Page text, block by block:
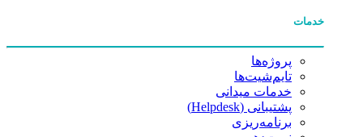
خدمات
پروژه‌ها
تایم‌شیت‌ها
خدمات میدانی
پشتیبانی (Helpdesk)
برنامه‌ریزی